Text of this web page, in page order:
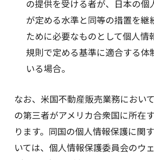
の提供を受ける者が、日本の個
が定める水準と同等の措置を継
ために必要なものとして個人情
規則で定める基準に適合する体
いる場合。
なお、米国不動産販売業務におい
の第三者がアメリカ合衆国に所在
ります。同国の個人情報保護に関
いては、個人情報保護委員会のウ